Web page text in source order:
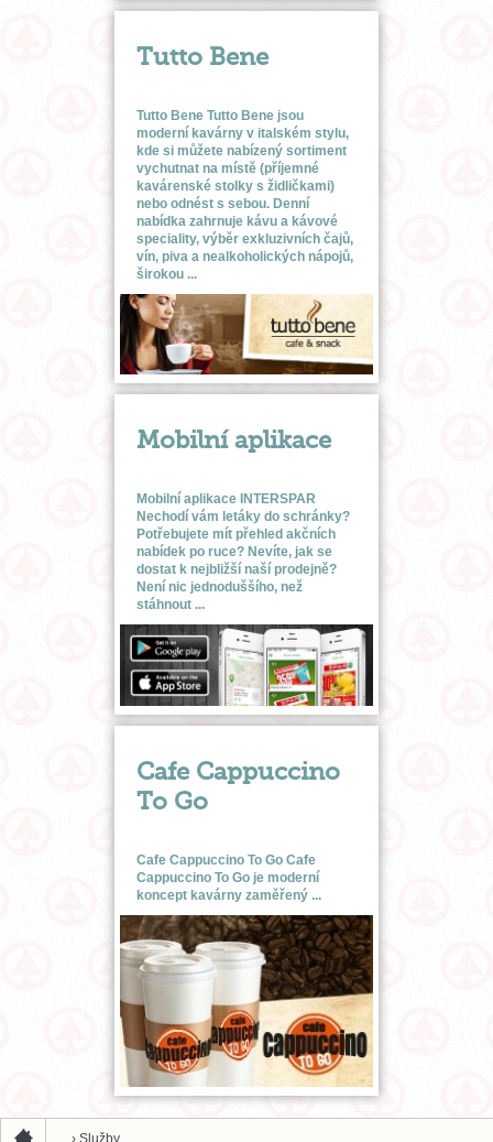
Tutto Bene
Tutto Bene Tutto Bene jsou
moderní kavárny v italském stylu,
kde si můžete nabízený sortiment
vychutnat na místě (příjemné
kavárenské stolky s židličkami)
nebo odnést s sebou. Denní
nabídka zahrnuje kávu a kávové
speciality, výběr exkluzivních čajů,
vín, piva a nealkoholických nápojů,
širokou ...
Mobilní aplikace
Mobilní aplikace INTERSPAR
Nechodí vám letáky do schránky?
Potřebujete mít přehled akčních
nabídek po ruce? Nevíte, jak se
dostat k nejbližší naší prodejně?
Není nic jednoduššího, než
stáhnout ...
Cafe Cappuccino
To Go
Cafe Cappuccino To Go Cafe
Cappuccino To Go je moderní
koncept kavárny zaměřený ...